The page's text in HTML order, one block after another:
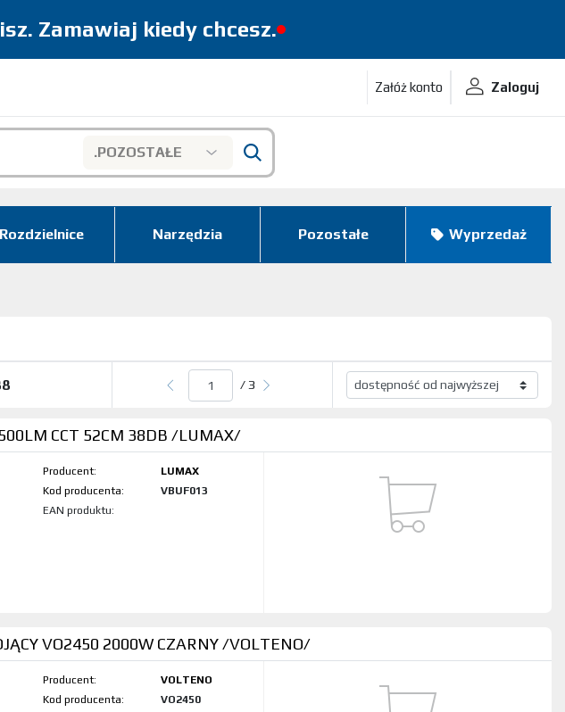
Zamawiaj kiedy chcesz.
Załóż konto Zaloguj
.POZOSTAŁE
Search
Rozdzielnice Narzędzia Pozostałe Wyprzedaż
/ 3
CCT 52CM 38DB /LUMAX/
Producent:
LUMAX
Kod produktu:
VBUF013
EAN produktu:
VO2450 2000W CZARNY /VOLTENO/
Producent:
VOLTENO
Kod produktu:
VO2450